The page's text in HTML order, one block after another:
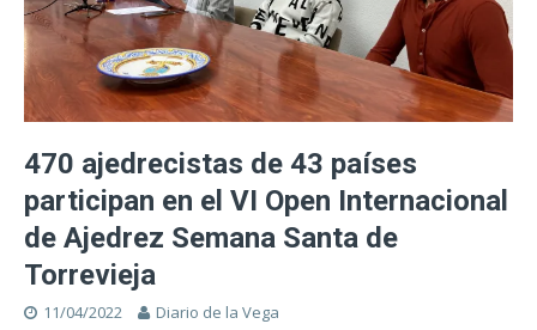
470 ajedrecistas de 43 países
participan en el VI Open Internacional
de Ajedrez Semana Santa de
Torrevieja
11/04/2022 Diario de la Vega